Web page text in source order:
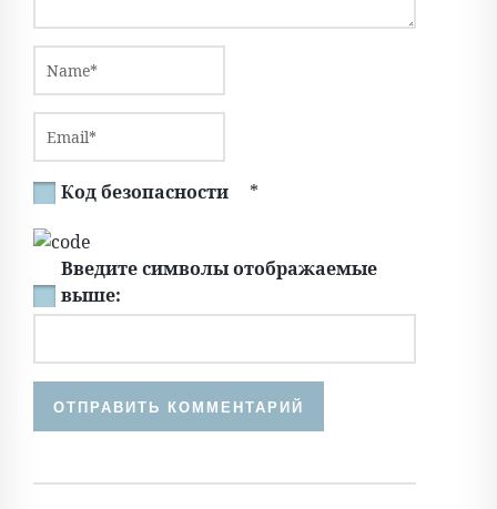
Код безопасности *
Введите символы отображаемые
выше: